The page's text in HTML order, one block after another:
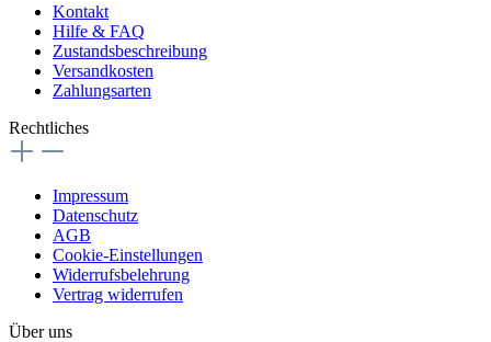
Kontakt
Hilfe & FAQ
Zustandsbeschreibung
Versandkosten
Zahlungsarten
Rechtliches
Impressum
Datenschutz
AGB
Cookie-Einstellungen
Widerrufsbelehrung
Vertrag widerrufen
Über uns